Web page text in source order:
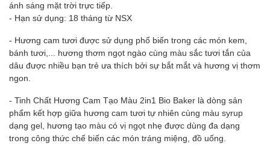
ánh sáng mặt trời trực tiếp.
- Hạn sử dụng: 18 tháng từ NSX
- Hương cam tươi được sử dụng phổ biến trong các món kem,
bánh tươi,... hương thơm ngọt ngào cùng màu sắc tươi tắn của
dâu được nhiều bạn trẻ ưa thích bởi sự bắt mắt và hương vị thơm
ngon.
- Tinh Chất Hương Cam Tạo Màu 2in1 Bio Baker là dòng sản
phẩm kết hợp giữa hương cam tươi tự nhiên cùng màu syrup
dạng gel, hương tạo màu có vị ngọt nhẹ được dùng đa dạng
trong công thức chế biến các món tráng miệng, đồ uống.